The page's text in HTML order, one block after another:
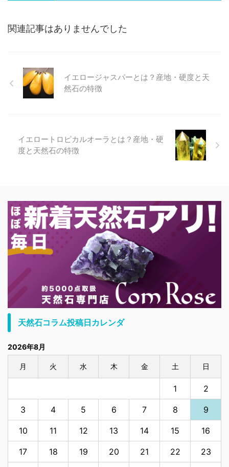
関連記事はありませんでした
イエロージャスパーとは？産地・硬度と天
然石の特徴
イエロートロピカルオーラとは？産地・硬
度と天然石の特徴
天然石コラム投稿日カレンダ
2026年8月
月 火 水 木 金 土 日
1 2
3 4 5 6 7 8 9
10 11 12 13 14 15 16
17 18 19 20 21 22 23